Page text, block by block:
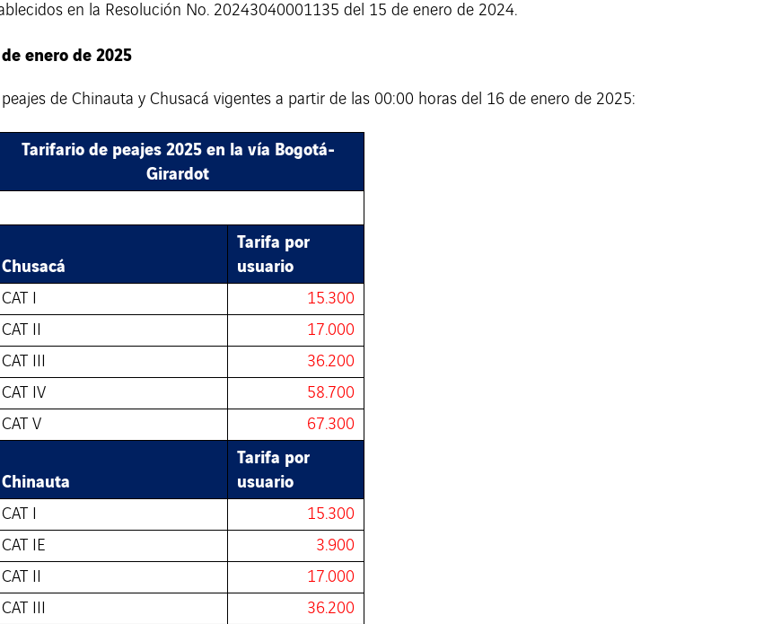
en la Resolución No. 20243040001135 del 15 de enero de 2024.
enero de 2025
de Chinauta y Chusacá vigentes a partir de las 00:00 horas del 16 de enero de 2025:
Tarifario de peajes 2025 en la vía Bogotá-
Girardot
Chusacá
Tarifa por
usuario
CAT I
15.300
CAT II
17.000
CAT III
36.200
CAT IV
58.700
CAT V
67.300
Chinauta
Tarifa por
usuario
CAT I
15.300
CAT IE
3.900
CAT II
17.000
CAT III
36.200